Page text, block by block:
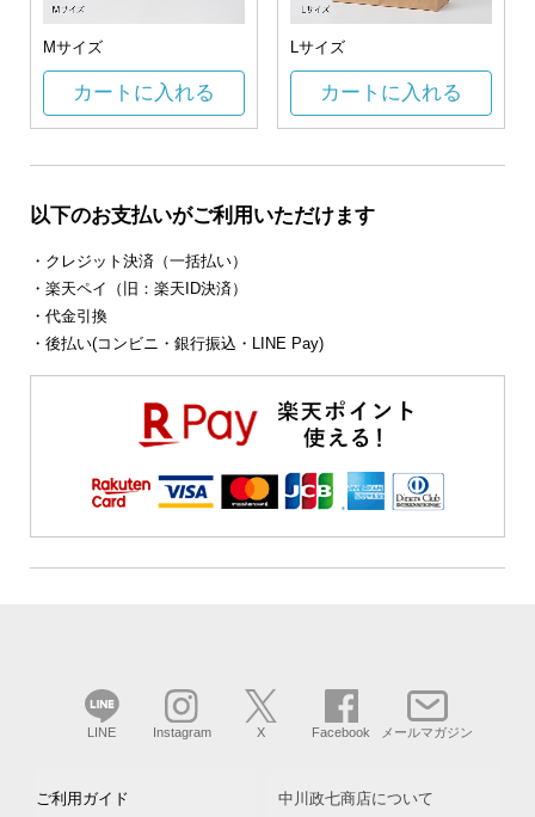
Mサイズ
カートに入れる
Lサイズ
カートに入れる
以下のお支払いがご利用いただけます
・クレジット決済（一括払い）
・楽天ペイ（旧：楽天ID決済）
・代金引換
・後払い(コンビニ・銀行振込・LINE Pay)
LINE Instagram X Facebook メールマガジン
ご利用ガイド 中川政七商店について